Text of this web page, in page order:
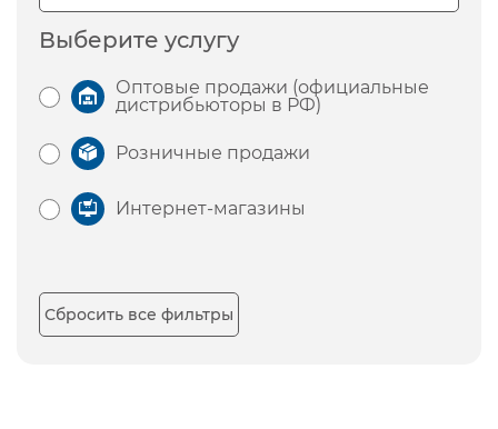
Выберите услугу
Оптовые продажи (официальные
дистрибьюторы в РФ)
Розничные продажи
Интернет-магазины
Сбросить все фильтры